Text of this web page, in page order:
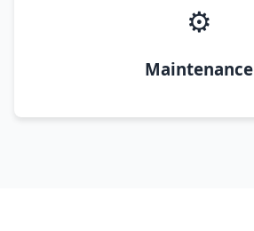
⚙️
Maintenance